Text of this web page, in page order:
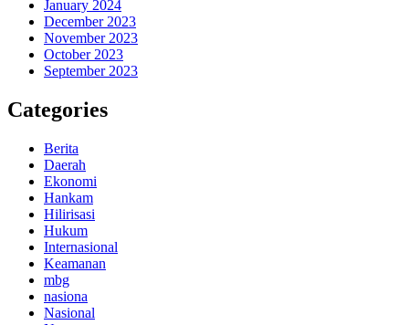
January 2024
December 2023
November 2023
October 2023
September 2023
Categories
Berita
Daerah
Ekonomi
Hankam
Hilirisasi
Hukum
Internasional
Keamanan
mbg
nasiona
Nasional